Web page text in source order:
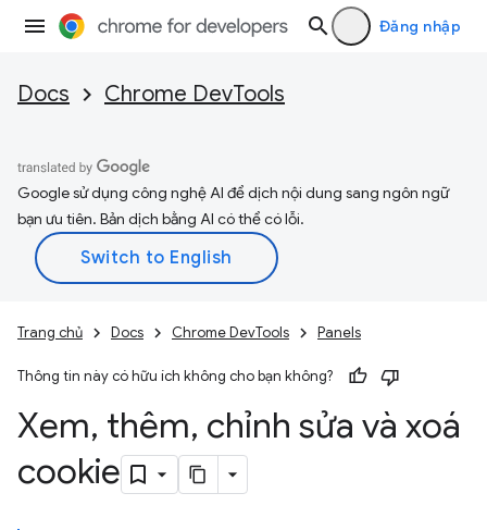
Đăng nhập
Docs Chrome DevTools
Google sử dụng công nghệ AI để dịch nội dung sang ngôn ngữ
bạn ưu tiên. Bản dịch bằng AI có thể có lỗi.
Trang chủ Docs Chrome DevTools Panels
Thông tin này có hữu ích không cho bạn không?
Xem, thêm, chỉnh sửa và xoá
cookie